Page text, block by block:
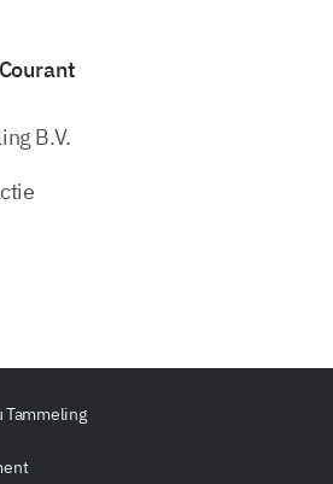
B.V.
Tammeling